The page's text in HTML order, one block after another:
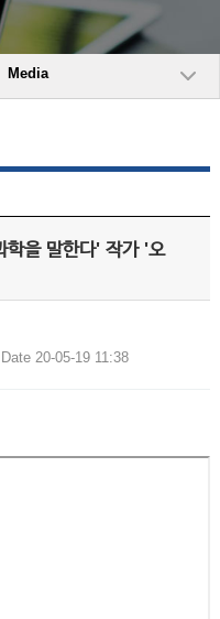
Media
학을 말한다' 작가 '오
Date 20-05-19 11:38